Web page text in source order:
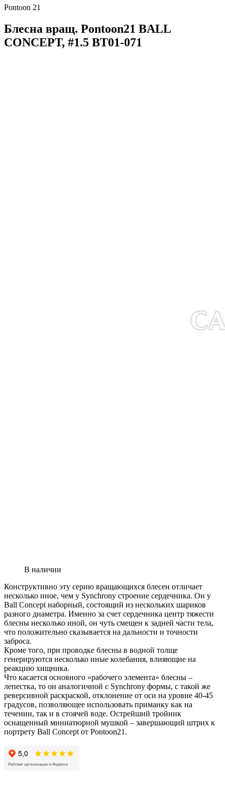
Pontoon 21
Блесна вращ. Pontoon21 BALL
CONCEPT, #1.5 BT01-071
В наличии
Конструктивно эту серию вращающихся блесен отличает
несколько иное, чем у Synchrony строение сердечника. Он у
Ball Concept наборный, состоящий из нескольких шариков
разного диаметра. Именно за счет сердечника центр тяжести
блесны несколько иной, он чуть смещен к задней части тела,
что положительно сказывается на дальности и точности
заброса.
Кроме того, при проводке блесны в водной толще
генерируются несколько иные колебания, влияющие на
реакцию хищника.
Что касается основного «рабочего элемента» блесны –
лепестка, то он аналогичной с Synchrony формы, с такой же
реверсивной раскраской, отклонение от оси на уровне 40-45
градусов, позволяющее использовать приманку как на
течении, так и в стоячей воде. Острейший тройник
оснащенный миниатюрной мушкой – завершающий штрих к
портрету Ball Concept от Pontoon21.